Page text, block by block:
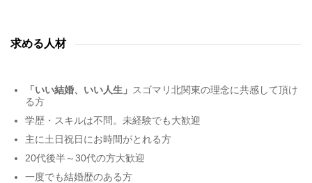
求める人材
「いい結婚、いい人生」 スゴマリ北関東の理念に共感して頂け
る方
学歴・スキルは不問。未経験でも大歓迎
主に土日祝日にお時間がとれる方
20代後半～30代の方大歓迎
一度でも結婚歴のある方